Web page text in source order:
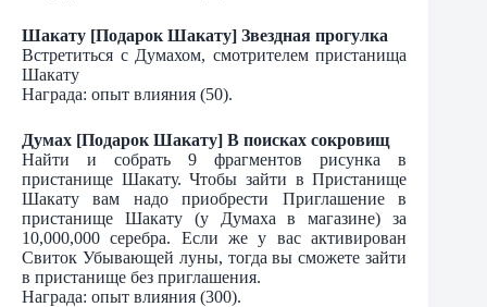
Шакату [Подарок Шакату] Звездная прогулка
Встретиться с Думахом, смотрителем пристанища
Шакату
Награда: опыт влияния (50).
Думах [Подарок Шакату] В поисках сокровищ
Найти и собрать 9 фрагментов рисунка в
пристанище Шакату. Чтобы зайти в Пристанище
Шакату вам надо приобрести Приглашение в
пристанище Шакату (у Думаха в магазине) за
10,000,000 серебра. Если же у вас активирован
Свиток Убывающей луны, тогда вы сможете зайти
в пристанище без приглашения.
Награда: опыт влияния (300).